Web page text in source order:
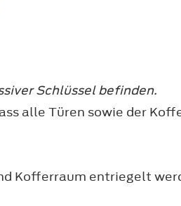
Schlüssel befinden.
alle Türen sowie der
Kofferraum entriegelt